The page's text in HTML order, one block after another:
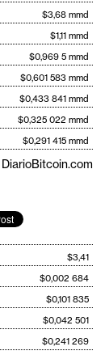
$3,68 mmd
$1,11 mmd
$0,969 5 mmd
$0,601 583 mmd
$0,433 841 mmd
$0,325 022 mmd
$0,291 415 mmd
DiarioBitcoin.com
$3,41
$0,002 684
$0,101 835
$0,042 501
$0,241 269